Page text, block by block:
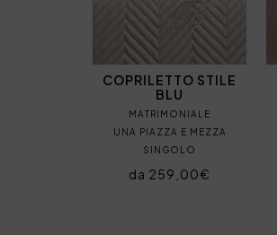
COPRILETTO STILE
BLU
MATRIMONIALE
UNA PIAZZA E MEZZA
SINGOLO
da 259,00€